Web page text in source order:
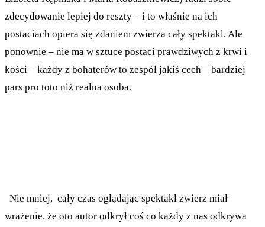
zdecydowanie lepiej do reszty – i to właśnie na ich
postaciach opiera się zdaniem zwierza cały spektakl. Ale
ponownie – nie ma w sztuce postaci prawdziwych z krwi i
kości – każdy z bohaterów to zespół jakiś cech – bardziej
pars pro toto niż realna osoba.
Nie mniej, cały czas oglądając spektakl zwierz miał
wrażenie, że oto autor odkrył coś co każdy z nas odkrywa